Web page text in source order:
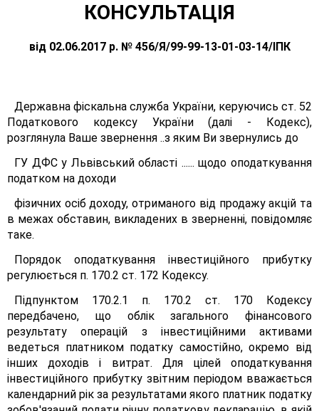
КОНСУЛЬТАЦІЯ
від 02.06.2017 р. № 456/Я/99-99-13-01-03-14/ІПК
Державна фіскальна служба України, керуючись ст. 52
Податкового кодексу України (далі - Кодекс),
розглянула Ваше звернення ..з яким Ви звернулись до
ГУ ДФС у Львівський області ...... щодо оподаткування
податком на доходи
фізичних осіб доходу, отриманого від продажу акцій та
в межах обставин, викладених в зверненні, повідомляє
таке.
Порядок оподаткування інвестиційного прибутку
регулюється п. 170.2 ст. 172 Кодексу.
Підпунктом 170.2.1 п. 170.2 ст. 170 Кодексу
передбачено, що облік загального фінансового
результату операцій з інвестиційними активами
ведеться платником податку самостійно, окремо від
інших доходів і витрат. Для цілей оподаткування
інвестиційного прибутку звітним періодом вважається
календарний рік за результатами якого платник податку